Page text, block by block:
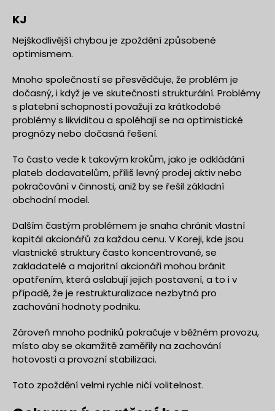
KJ
Nejškodlivější chybou je zpoždění způsobené
optimismem.
Mnoho společností se přesvědčuje, že problém je
dočasný, i když je ve skutečnosti strukturální. Problémy
s platební schopností považují za krátkodobé
problémy s likviditou a spoléhají se na optimistické
prognózy nebo dočasná řešení.
To často vede k takovým krokům, jako je odkládání
plateb dodavatelům, příliš levný prodej aktiv nebo
pokračování v činnosti, aniž by se řešil základní
obchodní model.
Dalším častým problémem je snaha chránit vlastní
kapitál akcionářů za každou cenu. V Koreji, kde jsou
vlastnické struktury často koncentrované, se
zakladatelé a majoritní akcionáři mohou bránit
opatřením, která oslabují jejich postavení, a to i v
případě, že je restrukturalizace nezbytná pro
zachování hodnoty podniku.
Zároveň mnoho podniků pokračuje v běžném provozu,
místo aby se okamžitě zaměřily na zachování
hotovosti a provozní stabilizaci.
Toto zpoždění velmi rychle ničí volitelnost.